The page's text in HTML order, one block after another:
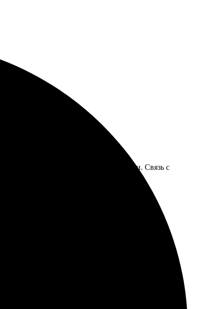
и легкость заказа приятно удивили. Связь с
Результат превзошёл ожидания!